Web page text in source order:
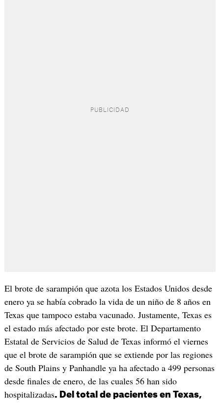
El brote de sarampión que azota los Estados Unidos desde
enero ya se había cobrado la vida de un niño de 8 años en
Texas que tampoco estaba vacunado. Justamente, Texas es
el estado más afectado por este brote. El Departamento
Estatal de Servicios de Salud de Texas informó el viernes
que el brote de sarampión que se extiende por las regiones
de South Plains y Panhandle ya ha afectado a 499 personas
desde finales de enero, de las cuales 56 han sido
hospitalizadas. Del total de pacientes en Texas,